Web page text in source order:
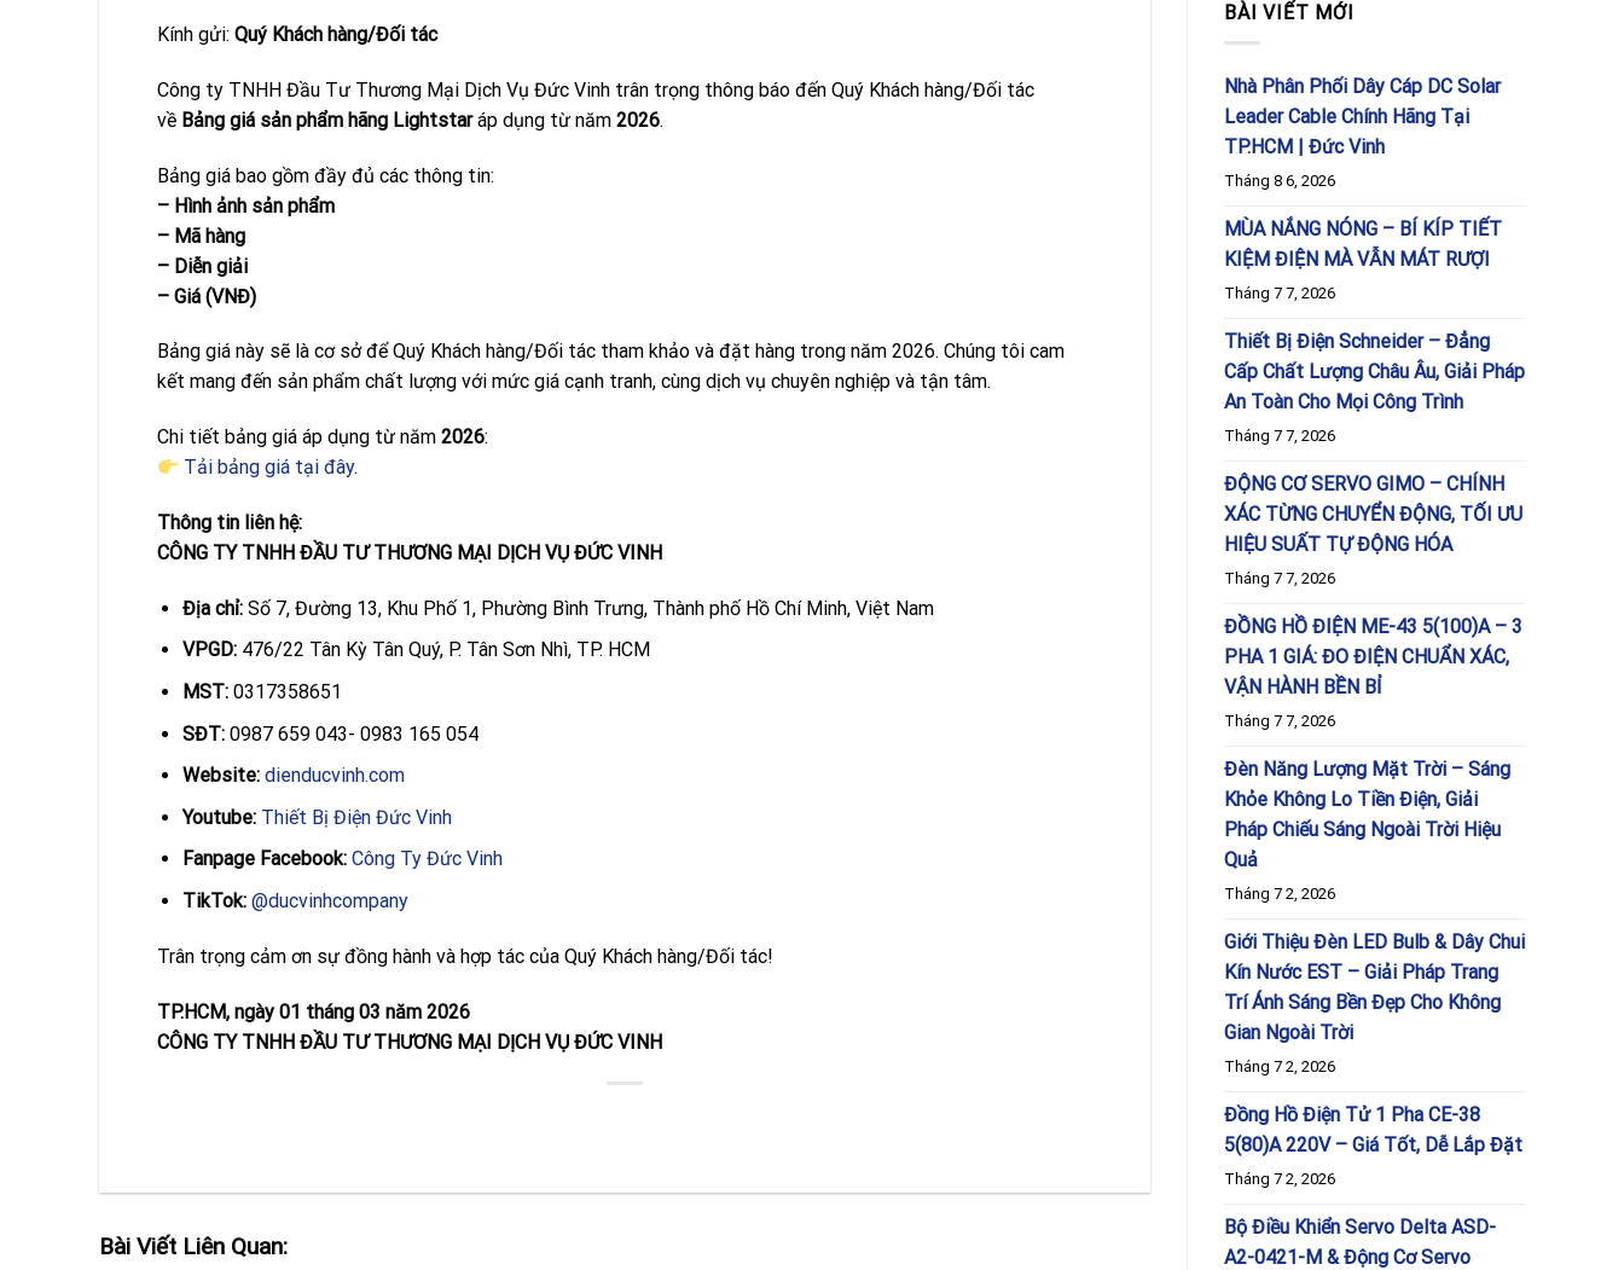
Kính gửi: Quý Khách hàng/Đối tác
Công ty TNHH Đầu Tư Thương Mại Dịch Vụ Đức Vinh trân trọng thông báo đến Quý Khách hàng/Đối tác
về Bảng giá sản phẩm hãng Lightstaráp dụng từ năm 2026.
Bảng giá bao gồm đầy đủ các thông tin:
– Hình ảnh sản phẩm
– Mã hàng
– Diễn giải
– Giá (VNĐ)
Bảng giá này sẽ là cơ sở để Quý Khách hàng/Đối tác tham khảo và đặt hàng trong năm 2026. Chúng tôi cam
kết mang đến sản phẩm chất lượng với mức giá cạnh tranh, cùng dịch vụ chuyên nghiệp và tận tâm.
Chi tiết bảng giá áp dụng từ năm 2026:
Tải bảng giá tại đây.
Thông tin liên hệ:
CÔNG TY TNHH ĐẦU TƯ THƯƠNG MẠI DỊCH VỤ ĐỨC VINH
Địa chỉ:Số 7, Đường 13, Khu Phố 1, Phường Bình Trưng, Thành phố Hồ Chí Minh, Việt Nam
VPGD:476/22 Tân Kỳ Tân Quý, P. Tân Sơn Nhì, TP. HCM
MST:0317358651
SĐT:0987 659 043- 0983 165 054
Website: dienducvinh.com
Youtube: Thiết Bị Điện Đức Vinh
Fanpage Facebook: Công Ty Đức Vinh
TikTok: @ducvinhcompany
Trân trọng cảm ơn sự đồng hành và hợp tác của Quý Khách hàng/Đối tác!
TP.HCM, ngày 01 tháng 03 năm 2026
CÔNG TY TNHH ĐẦU TƯ THƯƠNG MẠI DỊCH VỤ ĐỨC VINH
Bài Viết Liên Quan:
BÀI VIẾT MỚI
Nhà Phân Phối Dây Cáp DC Solar
Leader Cable Chính Hãng Tại
TP.HCM | Đức Vinh
Tháng 8 6, 2026
MÙA NẮNG NÓNG – BÍ KÍP TIẾT
KIỆM ĐIỆN MÀ VẪN MÁT RƯỢI
Tháng 7 7, 2026
Thiết Bị Điện Schneider – Đẳng
Cấp Chất Lượng Châu Âu, Giải Pháp
An Toàn Cho Mọi Công Trình
Tháng 7 7, 2026
ĐỘNG CƠ SERVO GIMO – CHÍNH
XÁC TỪNG CHUYỂN ĐỘNG, TỐI ƯU
HIỆU SUẤT TỰ ĐỘNG HÓA
Tháng 7 7, 2026
ĐỒNG HỒ ĐIỆN ME-43 5(100)A – 3
PHA 1 GIÁ: ĐO ĐIỆN CHUẨN XÁC,
VẬN HÀNH BỀN BỈ
Tháng 7 7, 2026
Đèn Năng Lượng Mặt Trời – Sáng
Khỏe Không Lo Tiền Điện, Giải
Pháp Chiếu Sáng Ngoài Trời Hiệu
Quả
Tháng 7 2, 2026
Giới Thiệu Đèn LED Bulb & Dây Chui
Kín Nước EST – Giải Pháp Trang
Trí Ánh Sáng Bền Đẹp Cho Không
Gian Ngoài Trời
Tháng 7 2, 2026
Đồng Hồ Điện Tử 1 Pha CE-38
5(80)A 220V – Giá Tốt, Dễ Lắp Đặt
Tháng 7 2, 2026
Bộ Điều Khiển Servo Delta ASD-
A2-0421-M & Động Cơ Servo